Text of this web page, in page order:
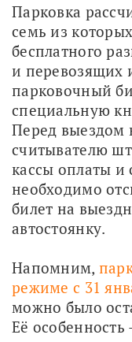
Парковка
семь из
бесплатного
и перевозящих
парковочный
специальную
Перед выездом
считывателю
кассы оплаты и
необходимо
билет на
автостоянку.
Напомним,
режиме с 31
можно было
Её